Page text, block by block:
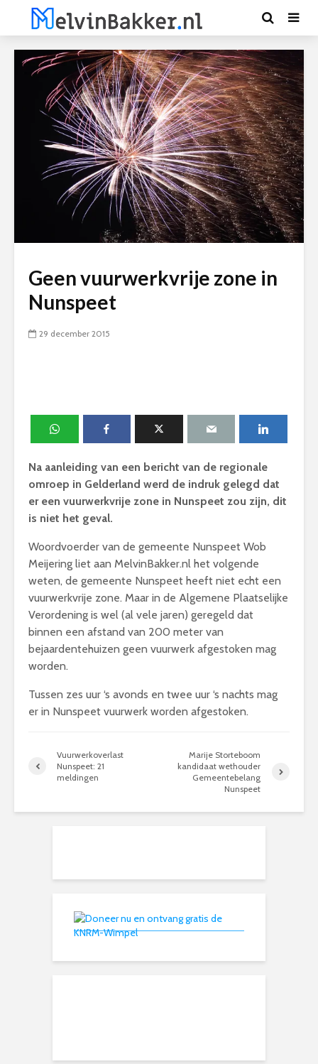
Geen vuurwerkvrije zone in
Nunspeet
29 december 2015
Na aanleiding van een bericht van de regionale
omroep in Gelderland werd de indruk gelegd dat
er een vuurwerkvrije zone in Nunspeet zou zijn, dit
is niet het geval.
Woordvoerder van de gemeente Nunspeet Wob
Meijering liet aan MelvinBakker.nl het volgende
weten, de gemeente Nunspeet heeft niet echt een
vuurwerkvrije zone. Maar in de Algemene Plaatselijke
Verordening is wel (al vele jaren) geregeld dat
binnen een afstand van 200 meter van
bejaardentehuizen geen vuurwerk afgestoken mag
worden.
Tussen zes uur ‘s avonds en twee uur ‘s nachts mag
er in Nunspeet vuurwerk worden afgestoken.
Vuurwerkoverlast
Nunspeet: 21
meldingen
Marije Storteboom
kandidaat wethouder
Gemeentebelang
Nunspeet